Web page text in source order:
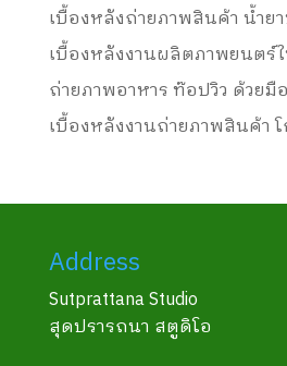
เบื้องหลังถ่ายภาพสินค้า น้ำย
เบื้องหลังงานผลิตภาพยนตร์
ถ่ายภาพอาหาร ท๊อปวิว ด้วยมื
เบื้องหลังงานถ่ายภาพสินค้า
Address
Sutprattana Studio
สุดปรารถนา สตูดิโอ